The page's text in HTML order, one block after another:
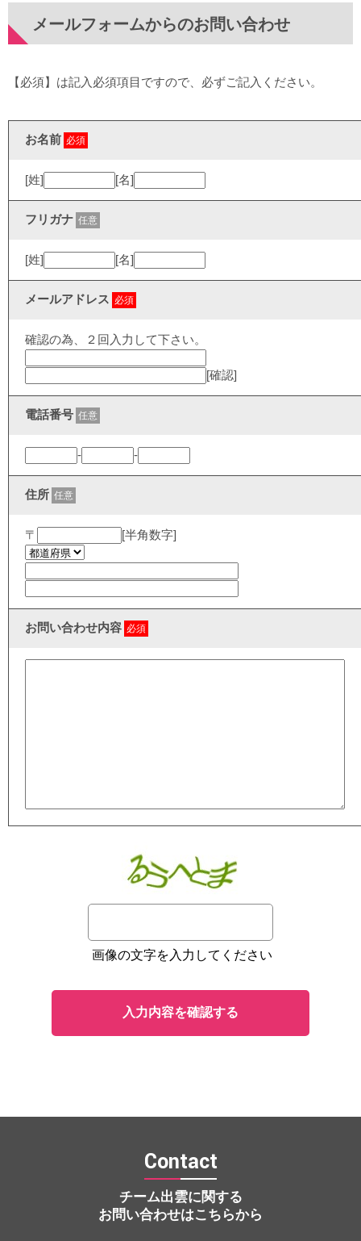
メールフォームからのお問い合わせ
【必須】は記入必須項目ですので、必ずご記入ください。
お名前 必須
[姓] [名]
フリガナ 任意
[姓] [名]
メールアドレス 必須
確認の為、２回入力して下さい。
[確認]
電話番号 任意
- -
住所 任意
〒 [半角数字]
お問い合わせ内容 必須
画像の文字を入力してください
Contact
チーム出雲に関する
お問い合わせはこちらから